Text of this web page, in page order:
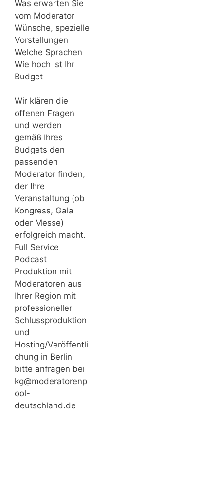
Was erwarten Sie
vom Moderator
Wünsche, spezielle
Vorstellungen
Welche Sprachen
Wie hoch ist Ihr
Budget
Wir klären die
offenen Fragen
und werden
gemäß Ihres
Budgets den
passenden
Moderator finden,
der Ihre
Veranstaltung (ob
Kongress, Gala
oder Messe)
erfolgreich macht.
Full Service
Podcast
Produktion mit
Moderatoren aus
Ihrer Region mit
professioneller
Schlussproduktion
und
Hosting/Veröffentli
chung in Berlin
bitte anfragen bei
kg@moderatorenp
ool-
deutschland.de